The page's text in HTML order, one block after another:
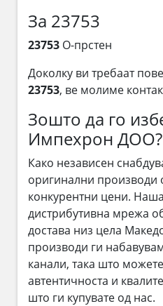
За 23753
23753 О-прстен
Доколку ви требаат
23753, ве молиме
Зошто да го
Импехрон ДОО?
Како независен
оригинални производи
конкурентни цени.
дистрибутивна мрежа
достава низ цела
производи ги
канали, така што
автентичноста и
што ги купувате од нас.